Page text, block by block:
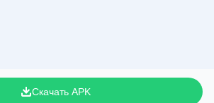
Скачать APK